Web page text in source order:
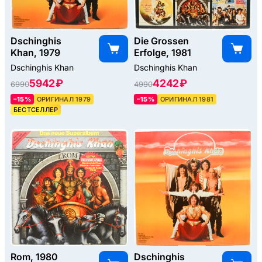
Dschinghis
Khan, 1979
Dschinghis Khan
69905942 ₽
–15%
ОРИГИНАЛ 1979
БЕСТСЕЛЛЕР
Die Grossen
Erfolge, 1981
Dschinghis Khan
49904242 ₽
–15% ОРИГИНАЛ 1981
Rom, 1980
Dschinghis